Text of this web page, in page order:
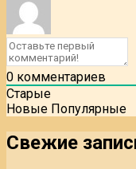
0 комментариев
Старые
Новые Популярные
Свежие